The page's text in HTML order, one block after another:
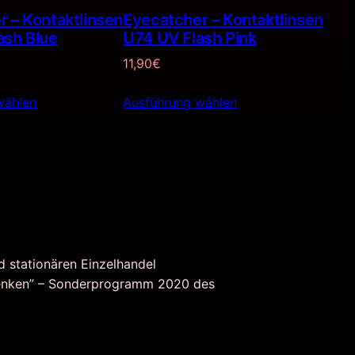
– Kontaktlinsen
Blue
Eyecatcher – Kontaktlinsen
U74 UV Flash Pink
11,90€
Ausführung wählen
stationären Einzelhandel
– Sonderprogramm 2020 des